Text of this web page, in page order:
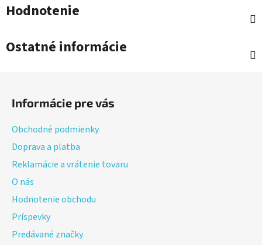
Hodnotenie
Ostatné informácie
Informácie pre vás
Obchodné podmienky
Doprava a platba
Reklamácie a vrátenie tovaru
O nás
Hodnotenie obchodu
Príspevky
Predávané značky